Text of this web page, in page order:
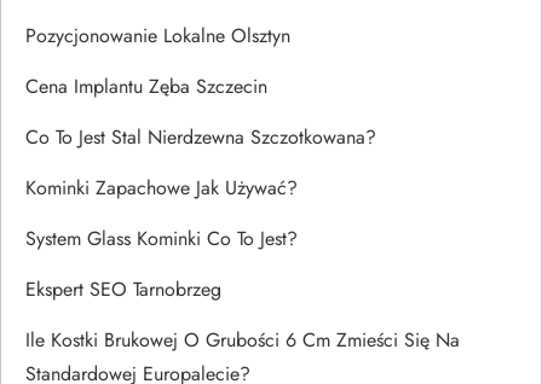
Pozycjonowanie Lokalne Olsztyn
Cena Implantu Zęba Szczecin
Co To Jest Stal Nierdzewna Szczotkowana?
Kominki Zapachowe Jak Używać?
System Glass Kominki Co To Jest?
Ekspert SEO Tarnobrzeg
Ile Kostki Brukowej O Grubości 6 Cm Zmieści Się Na
Standardowej Europalecie?